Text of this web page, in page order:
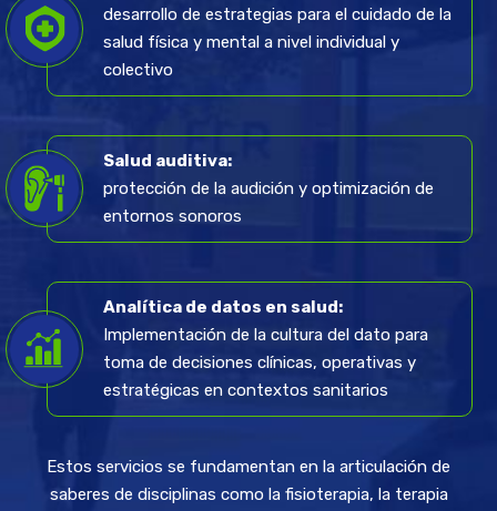
desarrollo de estrategias para el cuidado de la
salud física y mental a nivel individual y
colectivo
Salud auditiva:
protección de la audición y optimización de
entornos sonoros
Analítica de datos en salud:
Implementación de la cultura del dato para
toma de decisiones clínicas, operativas y
estratégicas en contextos sanitarios
Estos servicios se fundamentan en la articulación de
saberes de disciplinas como la fisioterapia, la terapia